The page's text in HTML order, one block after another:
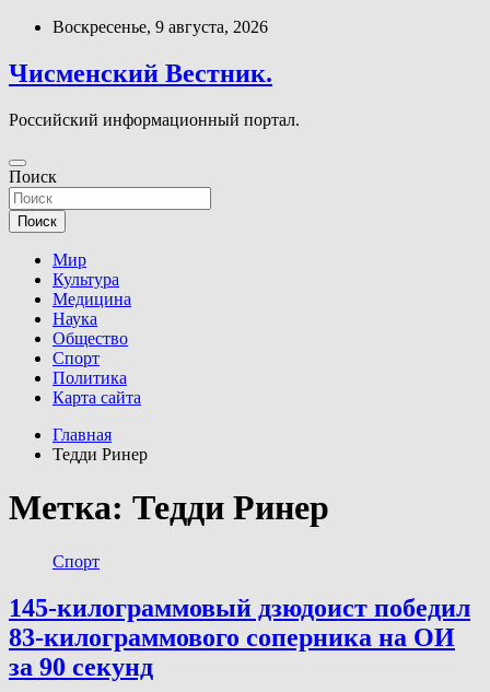
Перейти
содержимому
Воскресенье, 9 августа, 2026
Чисменский Вестник.
Российский информационный портал.
Поиск
Поиск
Мир
Культура
Медицина
Наука
Общество
Спорт
Политика
Карта сайта
Главная
Тедди Ринер
Метка: Тедди Ринер
Спорт
145-килограммовый дзюдоист победил
83-килограммового соперника на ОИ
за 90 секунд